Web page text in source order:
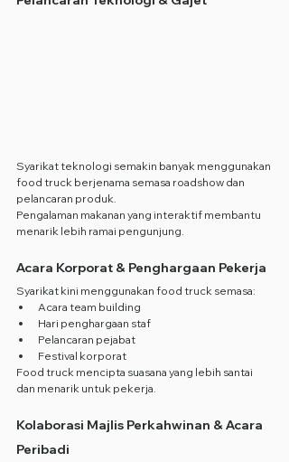
Syarikat teknologi semakin banyak menggunakan
food truck berjenama semasa roadshow dan
pelancaran produk.
Pengalaman makanan yang interaktif membantu
menarik lebih ramai pengunjung.
Acara Korporat & Penghargaan Pekerja
Syarikat kini menggunakan food truck semasa:
Acara team building
Hari penghargaan staf
Pelancaran pejabat
Festival korporat
Food truck mencipta suasana yang lebih santai
dan menarik untuk pekerja.
Kolaborasi Majlis Perkahwinan & Acara
Peribadi